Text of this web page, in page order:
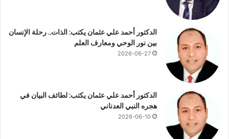
تب
الدكتور أحمد علي عثمان يكتب: الذات.. رحلة الإنسان
بين نور الوحي ومعارف العلم
2026-06-27
الدكتور أحمد علي عثمان يكتب: لطائف البيان في
هجره النبي العدناني
2026-06-10